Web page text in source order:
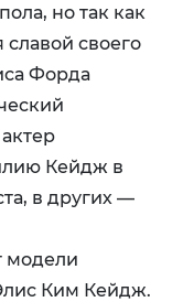
но так как
славой своего
Форда
Кейдж в
в других —
модели
Ким Кейдж.